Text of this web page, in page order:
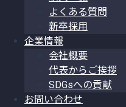
よくある質問
新卒採用
企業情報
会社概要
代表からご挨拶
SDGsへの貢献
お問い合わせ